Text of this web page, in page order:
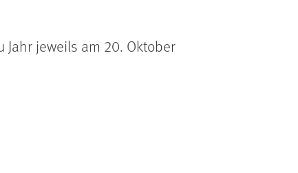
Jahr jeweils am 20. Oktober